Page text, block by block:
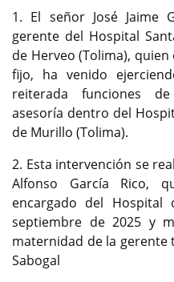
1. El señor José Jaime
gerente del Hospital
de Herveo (Tolima),
fijo, ha venido
reiterada funciones
asesoría dentro del
de Murillo (Tolima).
2. Esta intervención se
Alfonso García Rico,
encargado del
septiembre de 2025 y
maternidad de la gerente
Sabogal